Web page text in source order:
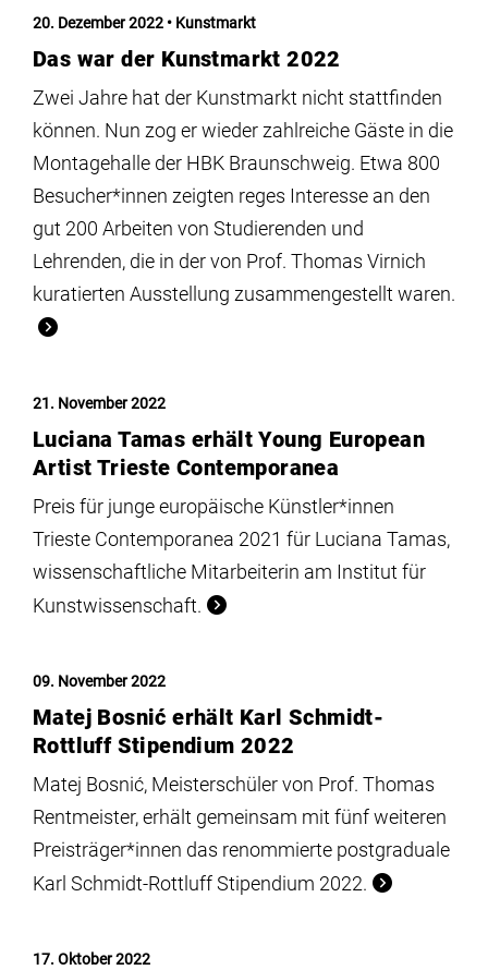
Institute
Forschung
Infrastruktur
Aktuelles
meinstudium
20. Dezember 2022 Kunstmarkt
Das war der Kunstmarkt 2022
Zwei Jahre hat der Kunstmarkt nicht stattfinden
können. Nun zog er wieder zahlreiche Gäste in die
Montagehalle der HBK Braunschweig. Etwa 800
Besucher*innen zeigten reges Interesse an den
gut 200 Arbeiten von Studierenden und
Lehrenden, die in der von Prof. Thomas Virnich
kuratierten Ausstellung zusammengestellt waren.
21. November 2022
Luciana Tamas erhält Young European
Artist Trieste Contemporanea
Preis für junge europäische Künstler*innen
Trieste Contemporanea 2021 für Luciana Tamas,
wissenschaftliche Mitarbeiterin am Institut für
Kunstwissenschaft.
09. November 2022
Matej Bosnić erhält Karl Schmidt-
Rottluff Stipendium 2022
Matej Bosnić, Meisterschüler von Prof. Thomas
Rentmeister, erhält gemeinsam mit fünf weiteren
Preisträger*innen das renommierte postgraduale
Karl Schmidt-Rottluff Stipendium 2022.
17. Oktober 2022